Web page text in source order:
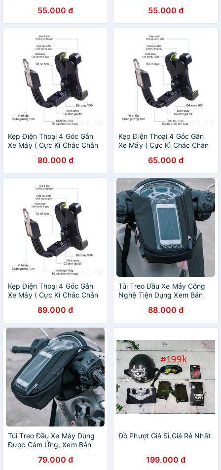
Xe ,JOTO55.000 đ
Xe NGỌC ANH MOBILE
55.000 đ
Kẹp Điện Thoại 4 Góc Gắn
Xe Máy ( Cực Kì Chắc Chắn
80.000 đ
Kẹp Điện Thoại 4 Góc Gắn
Xe Máy ( Cực Kì Chắc Chắn
65.000 đ
Kẹp Điện Thoại 4 Góc Gắn
Xe Máy ( Cực Kì Chắc Chắn
89.000 đ
Túi Treo Đầu Xe Máy Công
Nghệ Tiện Dụng Xem Bản
Phượt, Chạy Grab, Ship
Hàng
88.000 đ
Túi Treo Đầu Xe Máy Dùng
Được Cảm Ứng, Xem Bản
Phượt, Chạy Grab, Ship
79.000 đ
Đồ Phượt Giá Sỉ,Giá Rẻ Nhất
199.000 đ